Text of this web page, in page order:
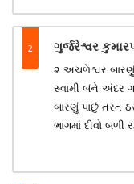
2 ગુર્જરેશ્વર
૨ અચળેશ્વર
સ્વામી બંને અંદર
બારણું પાછું તરત
ભાગમાં દીવો બળી